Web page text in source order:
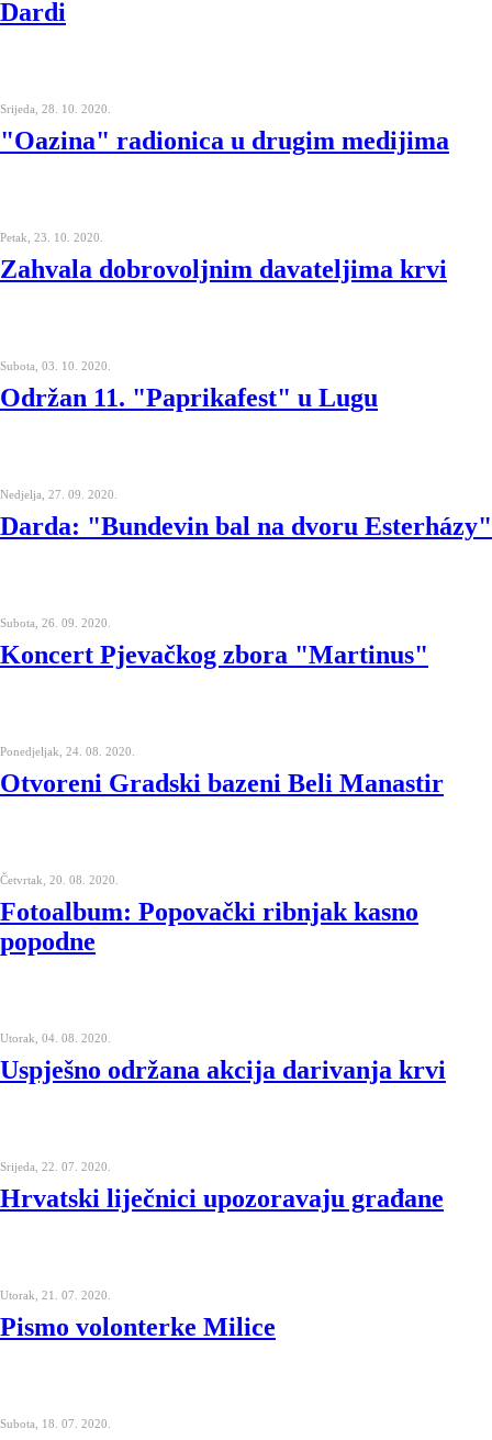
Dardi
Srijeda, 28. 10. 2020.
"Oazina" radionica u drugim medijima
Petak, 23. 10. 2020.
Zahvala dobrovoljnim davateljima krvi
Subota, 03. 10. 2020.
Održan 11. "Paprikafest" u Lugu
Nedjelja, 27. 09. 2020.
Darda: "Bundevin bal na dvoru Esterházy"
Subota, 26. 09. 2020.
Koncert Pjevačkog zbora "Martinus"
Ponedjeljak, 24. 08. 2020.
Otvoreni Gradski bazeni Beli Manastir
Četvrtak, 20. 08. 2020.
Fotoalbum: Popovački ribnjak kasno
popodne
Utorak, 04. 08. 2020.
Uspješno održana akcija darivanja krvi
Srijeda, 22. 07. 2020.
Hrvatski liječnici upozoravaju građane
Utorak, 21. 07. 2020.
Pismo volonterke Milice
Subota, 18. 07. 2020.